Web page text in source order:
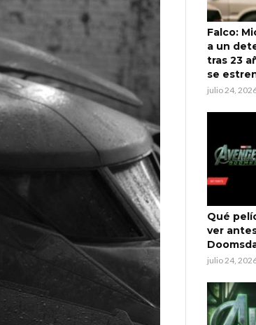
Falco:
a un
tras 23
se
julio 24,
Qué
ver
julio 24,